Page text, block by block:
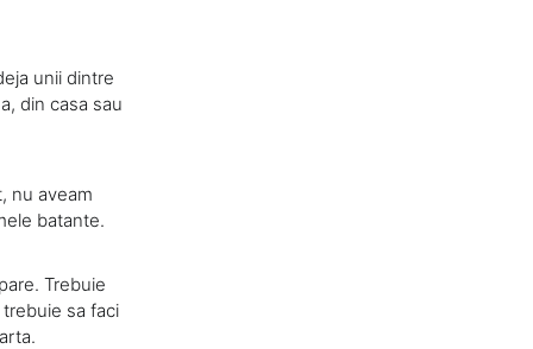
unii dintre
din casa sau
nu aveam
batante.
Trebuie
sa faci